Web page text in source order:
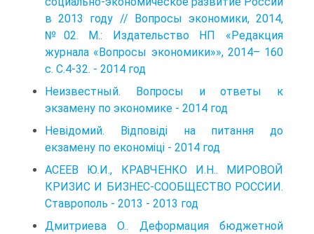
в 2013 году // Вопросы экономики, 2014,
№02. М.: Издательство НП «Редакция
журнала «Вопросы экономики»», 2014– 160
с. С.4-32. - 2014 год
Неизвестный. Вопросы и ответы к
экзамену по экономике - 2014 год
Невідомий. Відповіді на питання до
екзамену по економіці - 2014 год
АСЕЕВ Ю.И., КРАВЧЕНКО И.Н.. МИРОВОЙ
КРИЗИС И БИЗНЕС-СООБЩЕСТВО РОССИИ.
Ставрополь - 2013 - 2013 год
Дмитриева О.. Деформация бюджетной